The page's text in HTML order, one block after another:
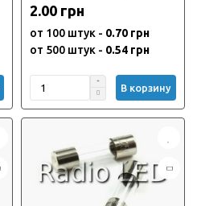
2.00 грн
от 100 штук - 0.70 грн
от 500 штук - 0.54 грн
В корзину